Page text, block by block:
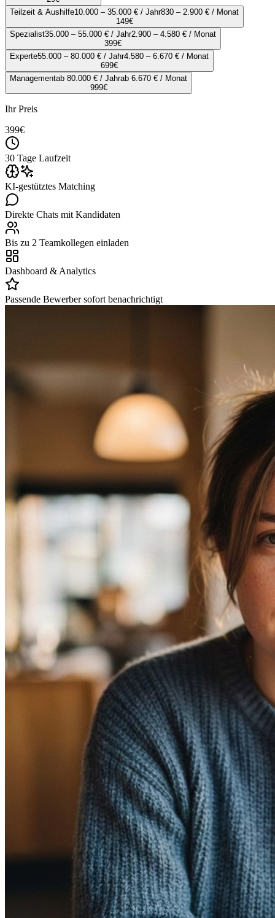
Teilzeit & Aushilfe10.000 – 35.000 € / Jahr830 – 2.900 € / Monat
149€
Spezialist35.000 – 55.000 € / Jahr2.900 – 4.580 € / Monat
399€
Experte55.000 – 80.000 € / Jahr4.580 – 6.670 € / Monat
699€
Managementab 80.000 € / Jahrab 6.670 € / Monat
999€
Ihr Preis
399€
30 Tage Laufzeit
KI-gestütztes Matching
Direkte Chats mit Kandidaten
Bis zu 2 Teamkollegen einladen
Dashboard & Analytics
Passende Bewerber sofort benachrichtigt